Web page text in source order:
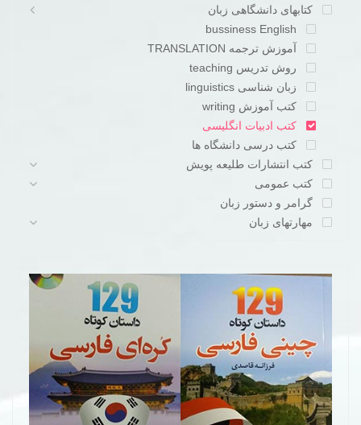
کتابهای دانشگاهی زبان
bussiness English
آموزش ترجمه TRANSLATION
روش تدریس teaching
زبان شناسی linguistics
کتب آموزش writing
کتب ادبیات انگلیسی
کتب درسی دانشگاه ها
کتب انتشارات طلیعه پویش
کتب عمومی
گرامر و دستور زبان
مهارتهای زبان